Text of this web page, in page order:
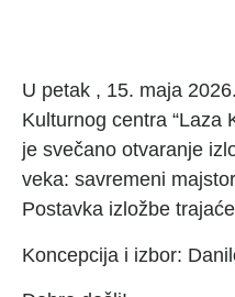
U petak , 15. maja
Kulturnog centra “Laza
je svečano otvaranje
veka: savremeni
Postavka izložbe
Koncepcija i izbor: